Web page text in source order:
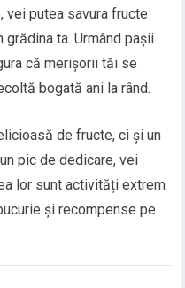
vei putea savura fructe
ta. Urmând pașii
că merișorii tăi se
bogată ani la rând.
de fructe, ci și un
pic de dedicare, vei
lor sunt activități extrem
și recompense pe